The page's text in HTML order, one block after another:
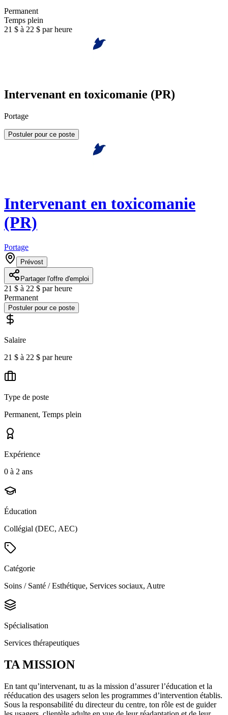
Permanent
Temps plein
21 $ à 22 $ par heure
Intervenant en toxicomanie (PR)
Portage
Postuler pour ce poste
Intervenant en toxicomanie
(PR)
Portage
Prévost
Partager l'offre d'emploi
21 $ à 22 $ par heure
Permanent
Postuler pour ce poste
Salaire
21 $ à 22 $ par heure
Type de poste
Permanent, Temps plein
Expérience
0 à 2 ans
Éducation
Collégial (DEC, AEC)
Catégorie
Soins / Santé / Esthétique, Services sociaux, Autre
Spécialisation
Services thérapeutiques
TA MISSION
En tant qu’intervenant, tu as la mission d’assurer l’éducation et la
rééducation des usagers selon les programmes d’intervention établis.
Sous la responsabilité du directeur du centre, ton rôle est de guider